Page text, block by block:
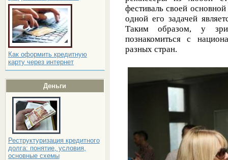
Как оформить кредитную
карту через интернет
Деньги
Реструктуризация кредитного
долга: понятие, условия,
основные схемы
фестиваль своей
одной его задачей
Таким образом, у
познакомиться с
разных стран.